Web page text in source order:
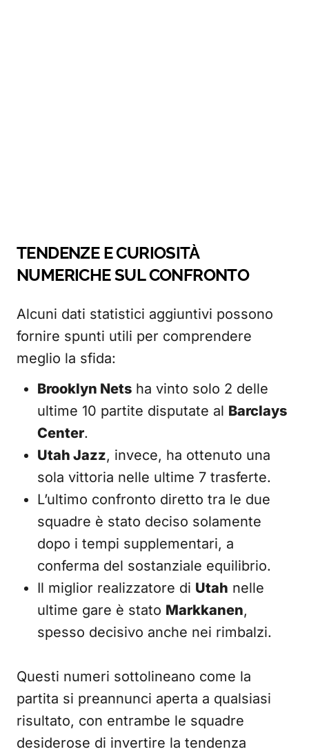
TENDENZE E CURIOSITÀ
NUMERICHE SUL CONFRONTO
Alcuni dati statistici aggiuntivi possono
fornire spunti utili per comprendere
meglio la sfida:
Brooklyn Nets ha vinto solo 2 delle
ultime 10 partite disputate al Barclays
Center.
Utah Jazz, invece, ha ottenuto una
sola vittoria nelle ultime 7 trasferte.
L’ultimo confronto diretto tra le due
squadre è stato deciso solamente
dopo i tempi supplementari, a
conferma del sostanziale equilibrio.
Il miglior realizzatore di Utah nelle
ultime gare è stato Markkanen,
spesso decisivo anche nei rimbalzi.
Questi numeri sottolineano come la
partita si preannunci aperta a qualsiasi
risultato, con entrambe le squadre
desiderose di invertire la tendenza